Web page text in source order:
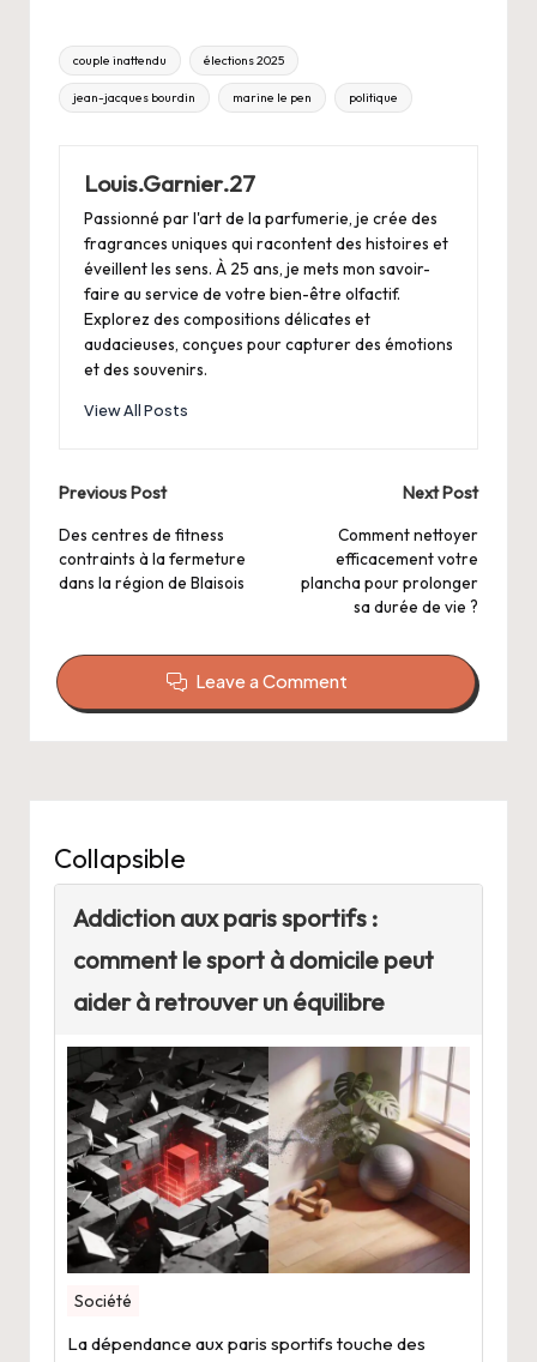
Tags:
couple inattendu élections 2025
jean-jacques bourdin marine le pen politique
Louis.Garnier.27
Passionné par l'art de la parfumerie, je crée des
fragrances uniques qui racontent des histoires et
éveillent les sens. À 25 ans, je mets mon savoir-
faire au service de votre bien-être olfactif.
Explorez des compositions délicates et
audacieuses, conçues pour capturer des émotions
et des souvenirs.
View All Posts
Post
navigation
Previous Post
Des centres de fitness
contraints à la fermeture
dans la région de Blaisois
Next Post
Comment nettoyer
efficacement votre
plancha pour prolonger
sa durée de vie ?
Leave a Comment
Collapsible
Addiction aux paris sportifs :
comment le sport à domicile peut
aider à retrouver un équilibre
Société
La dépendance aux paris sportifs touche des